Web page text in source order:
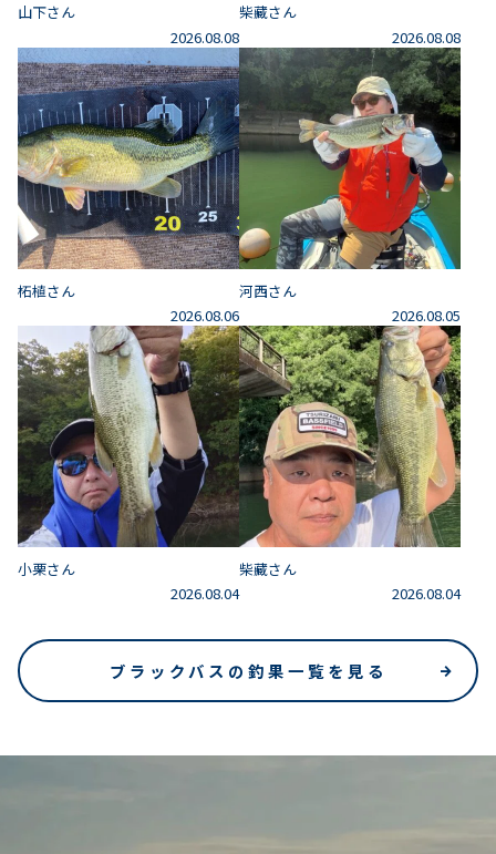
山下さん
2026.08.08
柴藏さん
2026.08.08
柘植さん
2026.08.06
河西さん
2026.08.05
小栗さん
2026.08.04
柴藏さん
2026.08.04
ブラックバスの釣果一覧を見る